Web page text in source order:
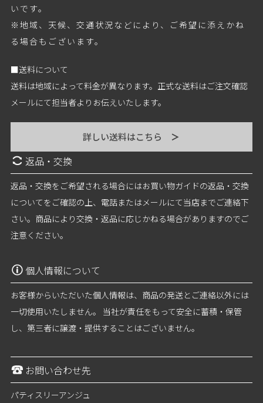
いです。
※地域、天候、交通状況などにより、ご希望に添えかね
る場合もございます。
■送料について
送料は地域によって料金が異なります。正式な送料はご注文確認
メールにて担当者よりお伝えいたします。
詳しい送料はこちら ＞
返品・交換
返品・交換をご希望される場合にはお買い物ガイドの返品・交換
についてをご確認の上、電話またはメールにて当店までご連絡下
さい。商品により交換・返品に応じかねる場合がありますのでご
注意ください。
個人情報について
お客様からいただいた個人情報は、商品の発送とご連絡以外には
一切使用いたしません。 当社が責任をもって安全に蓄積・保管
し、第三者に譲渡・提供することはございません。
お問い合わせ先
パティスリーアンジュ